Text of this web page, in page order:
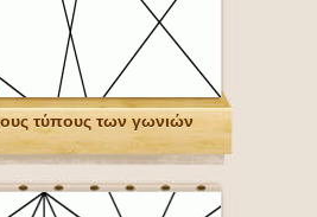
τύπους των γωνιών